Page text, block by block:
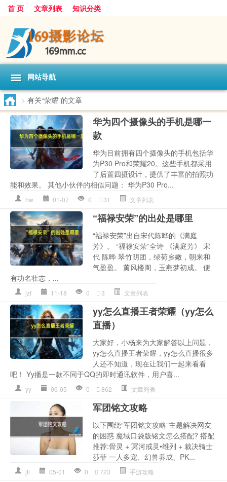
首 页 文章列表 知识分类
网站导航
> 有关“荣耀”的文章
华为四个摄像头的手机是哪一
款
华为目前拥有四个摄像头的手机包括华
为P30 Pro和荣耀20。这些手机都采用
了后置四摄设计，提供了丰富的拍照功
能和效果。 其他小伙伴的相似问题： 华为P30 Pro...
hw 01-07 0 31 文章列表
“福禄安荣”的出处是哪里
“福禄安荣”出自宋代陈晔的《满庭
芳》。 “福禄安荣”全诗 《满庭芳》 宋
代 陈晔 翠竹阴团，绿荷乡嫩，朝来和
气盈盈。 薰风楼阁，玉燕梦初成。 便
有功名壮志，...
jzf 11-18 0 3 文章列表
yy怎么直播王者荣耀（yy怎么
直播）
大家好，小杨来为大家解答以上问题，
yy怎么直播王者荣耀，yy怎么直播很多
人还不知道，现在让我们一起来看看
吧！ Yy播是一款不同于QQ的即时通讯软件，用户喜...
yy 06-05 0 862 文章列表
军团铭文攻略
以下围绕“军团铭文攻略”主题解决网友
的困惑 魔域口袋版铭文怎么搭配? 搭配
推荐:骨灵 + 冥河戒灵•维列 + 裁决骑士
莎菲 一人多宠、幻兽养成、PK...
jtl 05-01 0 723 手游攻略